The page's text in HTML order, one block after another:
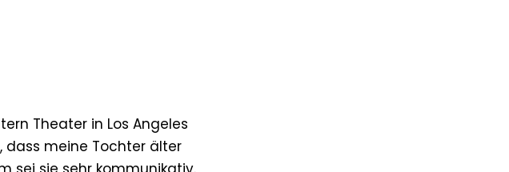
Theater in Los Angeles
dass meine Tochter älter